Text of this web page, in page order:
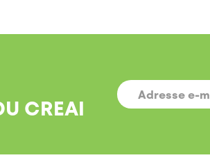
CREAI
E-
MAIL *